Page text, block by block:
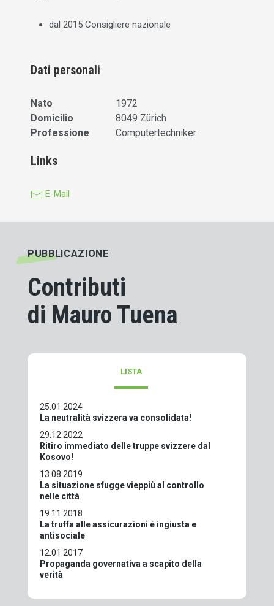
dal 2015 Consigliere nazionale
Dati personali
Nato
1972
Domicilio
8049 Zürich
Professione
Computertechniker
Links
E-Mail
PUBBLICAZIONE
Contributi
di Mauro Tuena
LISTA
25.01.2024
La neutralità svizzera va consolidata!
29.12.2022
Ritiro immediato delle truppe svizzere dal
Kosovo!
13.08.2019
La situazione sfugge vieppiù al controllo
nelle città
19.11.2018
La truffa alle assicurazioni è ingiusta e
antisociale
12.01.2017
Propaganda governativa a scapito della
verità